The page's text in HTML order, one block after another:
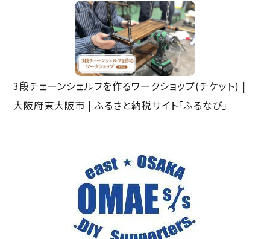
3段チェーンシェルフを作るワークショップ(チケット) |
大阪府東大阪市 | ふるさと納税サイト「ふるなび」